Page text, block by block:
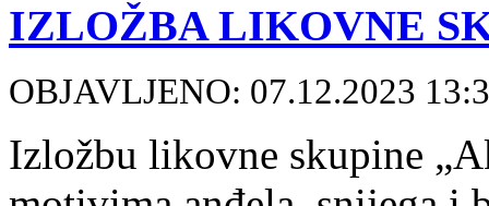
IZLOŽBA LIKOVNE
OBJAVLJENO: 07.12.2023
Izložbu likovne skupine